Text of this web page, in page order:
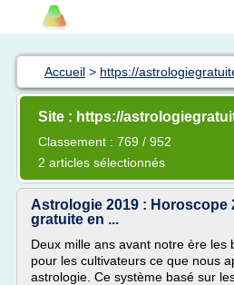
Accueil > https://
Site : https://
Classement : 769 / 952
2 articles sélectionnés
Astrologie 2019 : Horoscope
gratuite en ...
Deux mille ans avant notre ère les
pour les cultivateurs ce que nous
astrologie. Ce système basé sur